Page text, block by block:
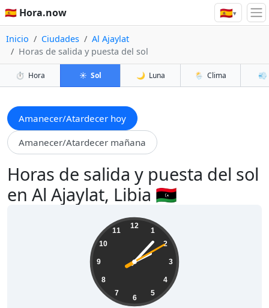
🇪🇸 Hora.now 🇪🇸▾
Inicio Ciudades
Al Ajaylat
Horas de salida y puesta del sol
⏱️ Hora ☀️ Sol 🌙 Luna 🌦️ Clima 💨
Amanecer/Atardecer hoy
Amanecer/Atardecer mañana
Horas de salida y puesta del sol
en Al Ajaylat, Libia 🇱🇾
12
1
2
3
4
5
6
7
8
9
10
11